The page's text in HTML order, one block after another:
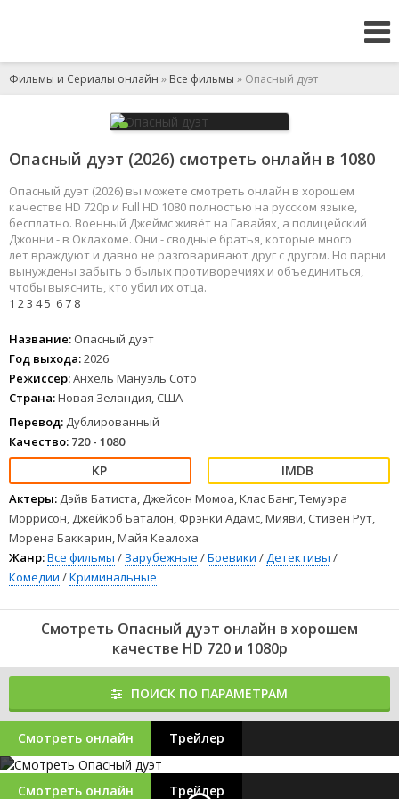
Фильмы и Сериалы онлайн » Все фильмы » Опасный дуэт
Опасный дуэт (2026) смотреть онлайн в 1080
Опасный дуэт (2026) вы можете смотреть онлайн в хорошем
качестве HD 720p и Full HD 1080 полностью на русском языке,
бесплатно. Военный Джеймс живёт на Гавайях, а полицейский
Джонни - в Оклахоме. Они - сводные братья, которые много
лет враждуют и давно не разговаривают друг с другом. Но парни
вынуждены забыть о былых противоречиях и объединиться,
чтобы выяснить, кто убил их отца.
1 23 45 67 8
Название: Опасный дуэт
Год выхода:2026
Режиссер:Анхель Мануэль Сото
Страна:Новая Зеландия, США
Перевод: Дублированный
Качество: 720 - 1080
Актеры: Дэйв Батиста, Джейсон Момоа, Клас Банг, Темуэра
Моррисон, Джейкоб Баталон, Фрэнки Адамс, Мияви, Стивен Рут,
Морена Баккарин, Майя Кеалоха
Жанр:Все фильмы / Зарубежные /Боевики /Детективы /
Комедии /Криминальные
Смотреть Опасный дуэт онлайн в хорошем
качестве HD 720 и 1080p
ПОИСК ПО ПАРАМЕТРАМ
Смотреть онлайн Трейлер
Смотреть онлайн Трейлер